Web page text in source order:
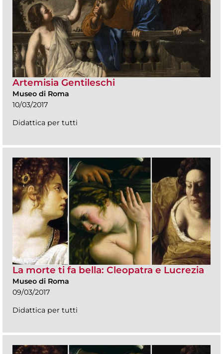
Artemisia Gentileschi
Museo di Roma
10/03/2017
Didattica per tutti
La morte ti fa bella: Cleopatra e Lucrezia
Museo di Roma
09/03/2017
Didattica per tutti